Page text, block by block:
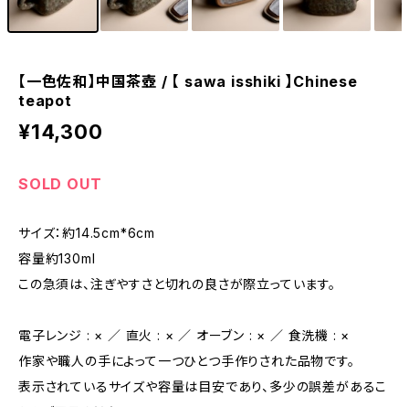
【一色佐和】中国茶壺 / 【 sawa isshiki 】Chinese
teapot
¥14,300
SOLD OUT
サイズ：約14.5cm*6cm
容量約130ml
この急須は、注ぎやすさと切れの良さが際立っています。
電子レンジ : × ／ 直火 : × ／ オーブン : × ／ 食洗機 : ×
作家や職人の手によって一つひとつ手作りされた品物です。
表示されているサイズや容量は目安であり、多少の誤差があるこ